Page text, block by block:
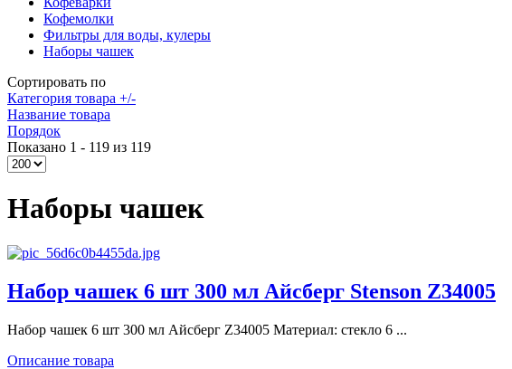
Кофемолки
Фильтры для воды, кулеры
Наборы чашек
Сортировать по
Категория товара +/-
Название товара
Порядок
Показано 1 - 119 из 119
Наборы чашек
Набор чашек 6 шт 300 мл Айсберг Stenson Z34005
Набор чашек 6 шт 300 мл Айсберг Z34005 Материал: стекло 6 ...
Описание товара